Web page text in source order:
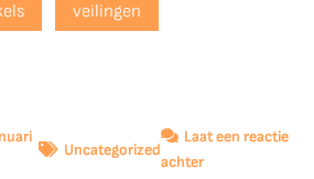
veilingen
Uncategorized
Laat een reactie
achterop